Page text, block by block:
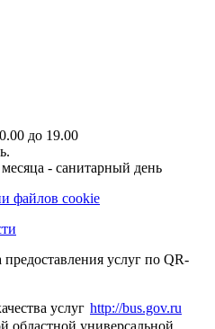
до 19.00
- санитарный день
файлов cookie
услуг по QR-
http://bus.gov.ru
областной универсальной